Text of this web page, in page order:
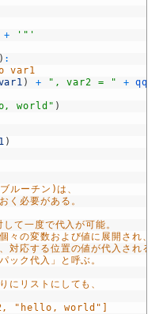
+ '"'
) :
var1
) + ", var2 = " + qq
world" )
)
ルーチン)は、
く必要がある。
て一度で代入が可能。
の変数および値に展開され、
対応する位置の値が代入される
ック代入」と呼ぶ。
にリストにしても、
"hello, world"]